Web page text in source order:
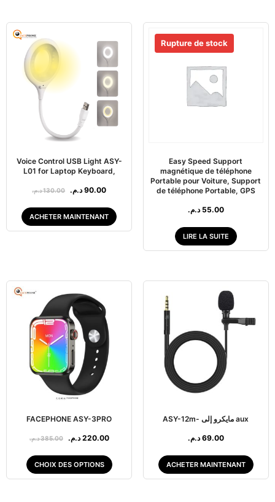
Voice Control USB Light ASY-
L01 for Laptop Keyboard,
130.00د.م. 90.00 د.م.
ACHETER MAINTENANT
Easy Speed Support
magnétique de téléphone
Portable pour Voiture, Support
de téléphone Portable, GPS
55.00 د.م.
LIRE LA SUITE
FACEPHONE ASY-3PRO
385.00د.م. 220.00 د.م.
CHOIX DES OPTIONS
ASY-12m- مايكرو إلى aux
69.00 د.م.
ACHETER MAINTENANT